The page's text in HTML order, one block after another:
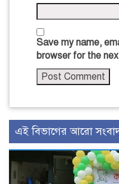
Save my name,
browser for the
এই বিভাগের আরো